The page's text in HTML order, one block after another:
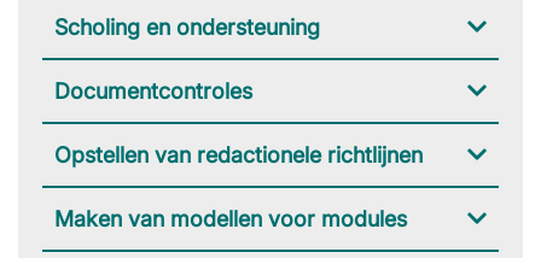
Scholing en ondersteuning
Documentcontroles
Opstellen van redactionele richtlijnen
Maken van modellen voor modules